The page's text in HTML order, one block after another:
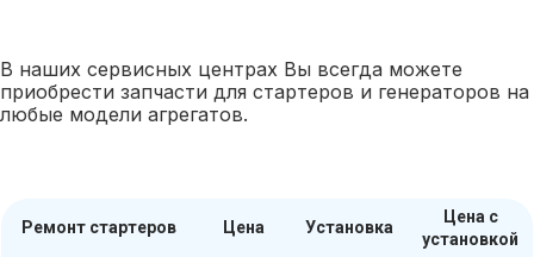
В наших сервисных центрах Вы всегда можете
приобрести запчасти для стартеров и генераторов на
любые модели агрегатов.
Ремонт стартеров Цена Установка
Цена с
установкой